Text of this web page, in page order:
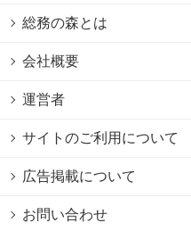
総務の森とは
会社概要
運営者
サイトのご利用について
広告掲載について
お問い合わせ